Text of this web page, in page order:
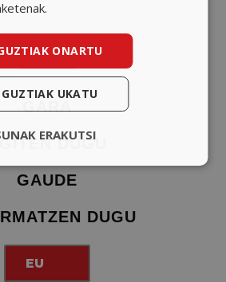
GARA
DUGU
GAUDE
DUGU
EU
ONARTU
GUZTIAK UKATU
ERAKUTSI